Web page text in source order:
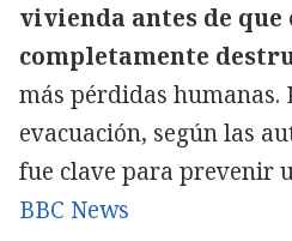
vivienda antes de que
completamente
más pérdidas humanas.
evacuación, según las
fue clave para prevenir
BBC News